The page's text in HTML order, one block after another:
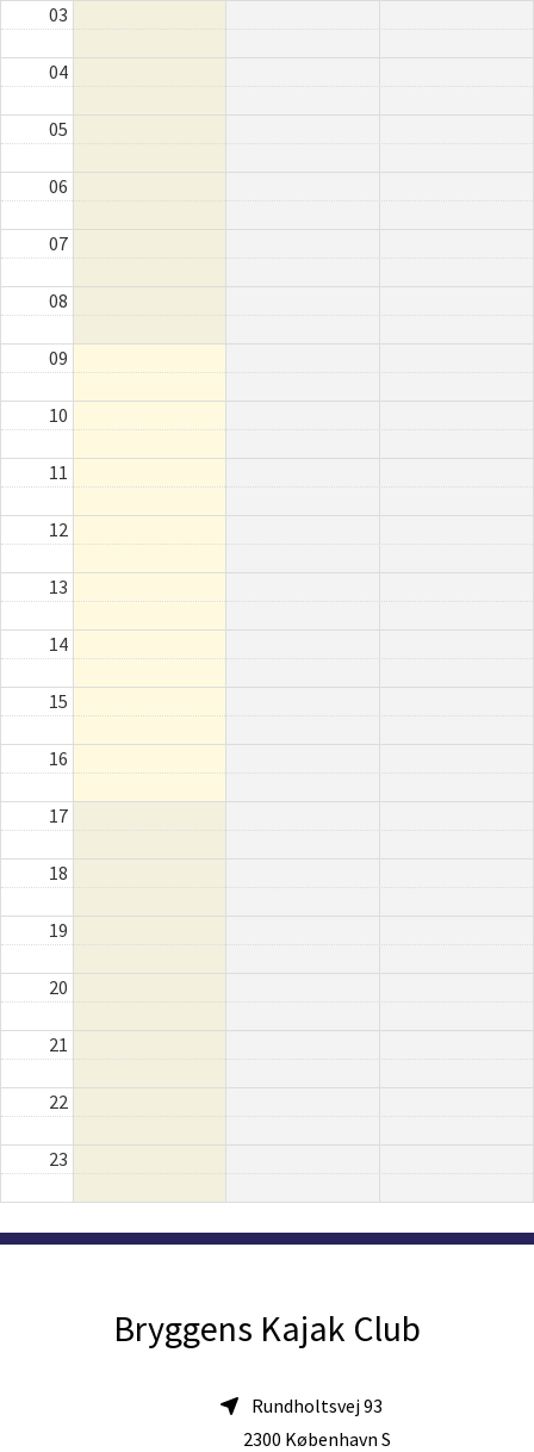
03
04
05
06
07
08
09
10
11
12
13
14
15
16
17
18
19
20
21
22
23
Bryggens Kajak Club
Rundholtsvej 93
2300 København S